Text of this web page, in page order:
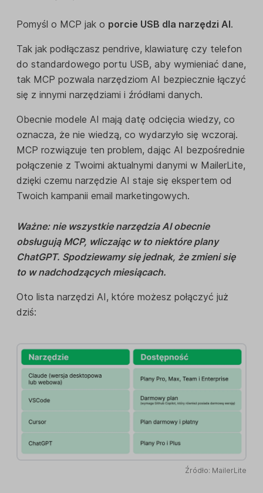
Pomyśl o MCP jak o porcie USB dla narzędzi AI.
Tak jak podłączasz pendrive, klawiaturę czy telefon
do standardowego portu USB, aby wymieniać dane,
tak MCP pozwala narzędziom AI bezpiecznie łączyć
się z innymi narzędziami i źródłami danych.
Obecnie modele AI mają datę odcięcia wiedzy, co
oznacza, że nie wiedzą, co wydarzyło się wczoraj.
MCP rozwiązuje ten problem, dając AI bezpośrednie
połączenie z Twoimi aktualnymi danymi w MailerLite,
dzięki czemu narzędzie AI staje się ekspertem od
Twoich kampanii email marketingowych.
Ważne: nie wszystkie narzędzia AI obecnie
obsługują MCP, wliczając w to niektóre plany
ChatGPT. Spodziewamy się jednak, że zmieni się
to w nadchodzących miesiącach.
Oto lista narzędzi AI, które możesz połączyć już
dziś:
Źródło: MailerLite